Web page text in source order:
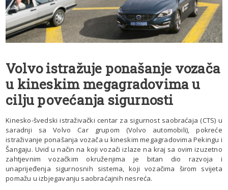
Volvo istražuje ponašanje vozača
u kineskim megagradovima u
cilju povećanja sigurnosti
Kinesko-švedski istraživački centar za sigurnost saobraćaja (CTS) u
saradnji sa Volvo Car grupom (Volvo automobili), pokreće
istraživanje ponašanja vozača u kineskim megagradovima Pekingu i
Šangaju. Uvid u način na koji vozači izlaze na kraj sa ovim izuzetno
zahtjevnim vozačkim okruženjima je bitan dio razvoja i
unaprijeđenja sigurnosnih sistema, koji vozačima širom svijeta
pomažu u izbjegavanju saobraćajnih nesreća.